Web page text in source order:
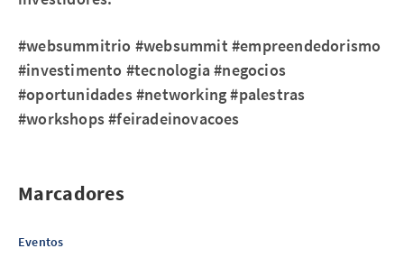
#websummitrio #websummit #empreendedorismo
#investimento #tecnologia #negocios
#oportunidades #networking #palestras
#workshops #feiradeinovacoes
Marcadores
Eventos